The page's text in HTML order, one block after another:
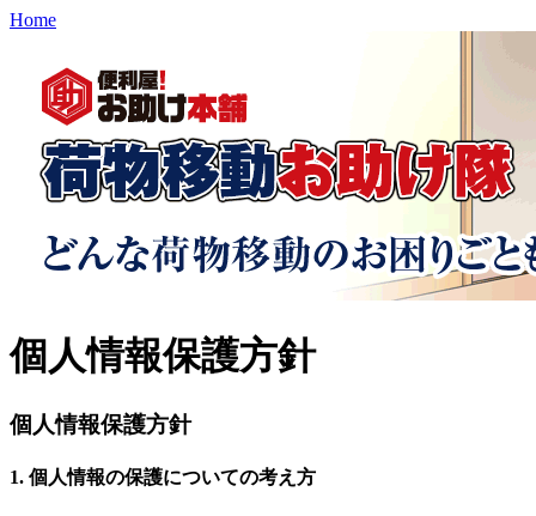
Home
個人情報保護方針
個人情報保護方針
1. 個人情報の保護についての考え方